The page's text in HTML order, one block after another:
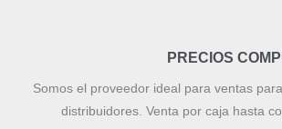
PRECIOS
Somos el proveedor ideal para ventas
distribuidores. Venta por caja hasta